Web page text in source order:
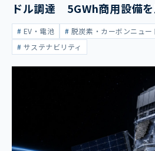
ドル調達 5GWh商用設備
大EV・電池
脱炭素・カーボンニュー
サステナビリティ